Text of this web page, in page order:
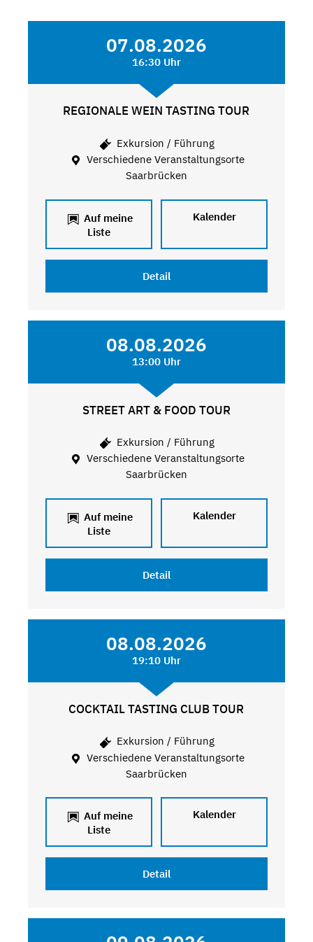
07.08.2026
16:30 Uhr
REGIONALE WEIN TASTING TOUR
Exkursion / Führung
Verschiedene Veranstaltungsorte
Saarbrücken
Auf meine
Liste
Kalender
Detail
08.08.2026
13:00 Uhr
STREET ART & FOOD TOUR
Exkursion / Führung
Verschiedene Veranstaltungsorte
Saarbrücken
Auf meine
Liste
Kalender
Detail
08.08.2026
19:10 Uhr
COCKTAIL TASTING CLUB TOUR
Exkursion / Führung
Verschiedene Veranstaltungsorte
Saarbrücken
Auf meine
Liste
Kalender
Detail